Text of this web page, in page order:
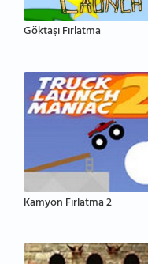
Göktaşı Fırlatma
Kamyon Fırlatma 2